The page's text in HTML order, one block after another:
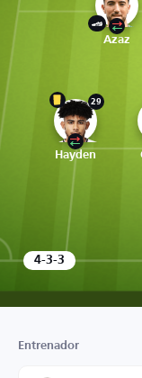
Azaz
29
Hayden
4-3-3
Entrenador